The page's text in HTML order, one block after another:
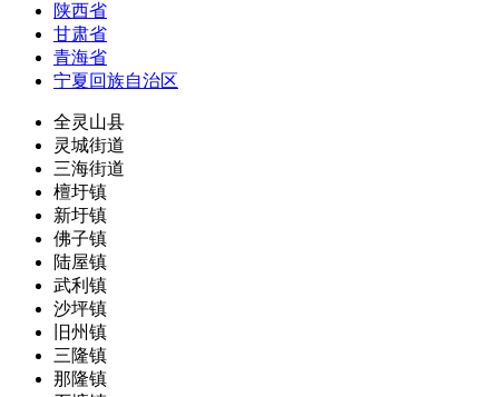
陕西省
甘肃省
青海省
宁夏回族自治区
全灵山县
灵城街道
三海街道
檀圩镇
新圩镇
佛子镇
陆屋镇
武利镇
沙坪镇
旧州镇
三隆镇
那隆镇